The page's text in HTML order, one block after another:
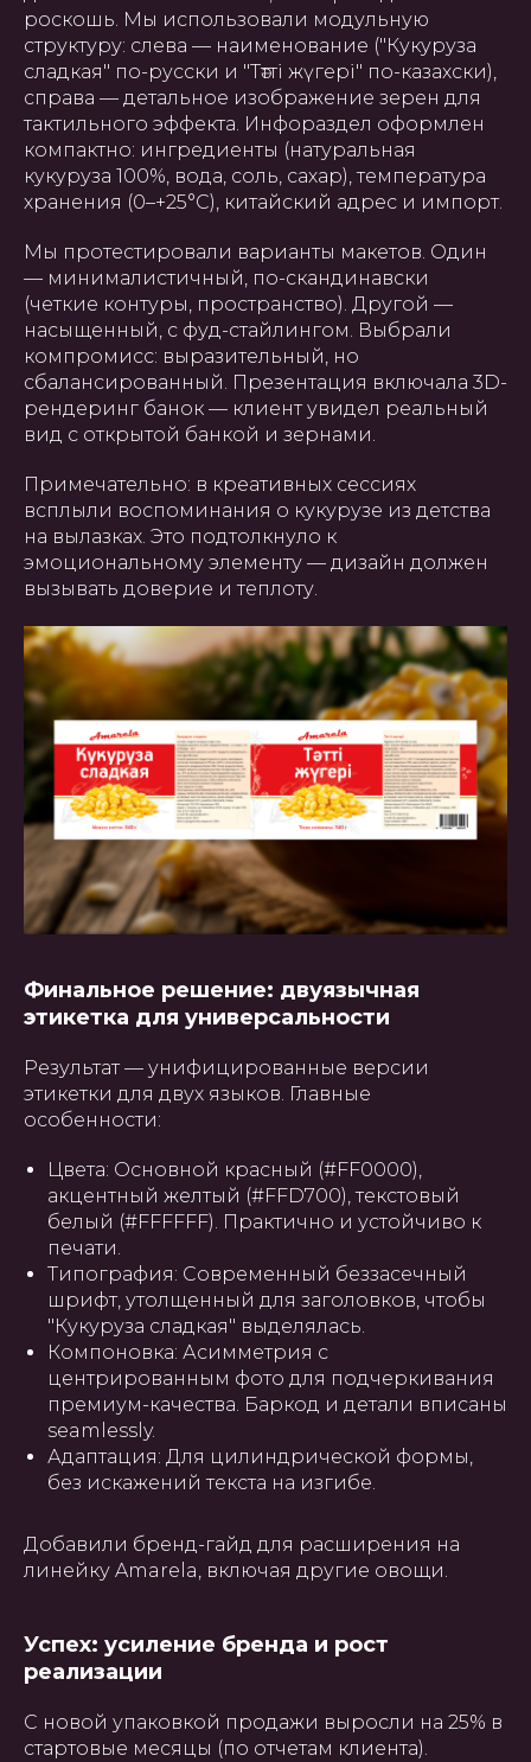
роскошь. Мы использовали модульную
структуру: слева — наименование ("Кукуруза
сладкая" по-русски и "Тәтті жүгері" по-казахски),
справа — детальное изображение зерен для
тактильного эффекта. Инфораздел оформлен
компактно: ингредиенты (натуральная
кукуруза 100%, вода, соль, сахар), температура
хранения (0–+25°C), китайский адрес и импорт.
Мы протестировали варианты макетов. Один
— минималистичный, по-скандинавски
(четкие контуры, пространство). Другой —
насыщенный, с фуд-стайлингом. Выбрали
компромисс: выразительный, но
сбалансированный. Презентация включала 3D-
рендеринг банок — клиент увидел реальный
вид с открытой банкой и зернами.
Примечательно: в креативных сессиях
всплыли воспоминания о кукурузе из детства
на вылазках. Это подтолкнуло к
эмоциональному элементу — дизайн должен
вызывать доверие и теплоту.
Финальное решение: двуязычная
этикетка для универсальности
Результат — унифицированные версии
этикетки для двух языков. Главные
особенности:
Цвета: Основной красный (#FF0000),
акцентный желтый (#FFD700), текстовый
белый (#FFFFFF). Практично и устойчиво к
печати.
Типография: Современный беззасечный
шрифт, утолщенный для заголовков, чтобы
"Кукуруза сладкая" выделялась.
Компоновка: Асимметрия с
центрированным фото для подчеркивания
премиум-качества. Баркод и детали вписаны
seamlessly.
Адаптация: Для цилиндрической формы,
без искажений текста на изгибе.
Добавили бренд-гайд для расширения на
линейку Amarela, включая другие овощи.
Успех: усиление бренда и рост
реализации
С новой упаковкой продажи выросли на 25% в
стартовые месяцы (по отчетам клиента).
ГЛАВНАЯ О НАС УПАКОВКА
ПОЛИГРАФИЯ
СОГЛАШЕНИЕ